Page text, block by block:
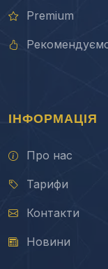
Premium
ІНФОРМАЦІЯ
Про нас
Тарифи
Контакти
Новини